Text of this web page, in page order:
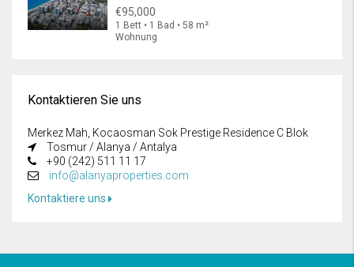
€95,000
1 Bett • 1 Bad • 58 m²
Wohnung
Kontaktieren Sie uns
Merkez Mah, Kocaosman Sok Prestige Residence C Blok
Tosmur / Alanya / Antalya
+90 (242) 511 11 17
info@alanyaproperties.com
Kontaktiere uns